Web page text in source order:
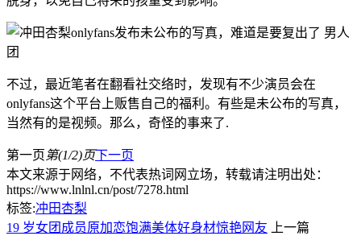
不过，最近笔者在翻看社交络时，发现有不少演员会在
onlyfans这个平台上贩售自己的福利。有些是未公布的写真，
当然有的是视频。那么，奇怪的事来了.
第一页 第(1/2)页下一页
本文来源于网络，不代表热词网立场，转载请注明出处：
https://www.lnlnl.cn/post/7278.html
标签:冲田杏梨
19 岁女团成员原加恋饱满美体好身材惊艳网友
上一篇